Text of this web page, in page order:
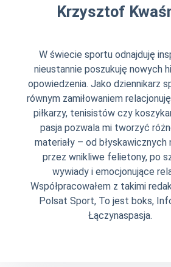
Krzysztof
W świecie sportu odnajduję
nieustannie poszukuję nowych
opowiedzenia. Jako dziennikarz
równym zamiłowaniem
piłkarzy, tenisistów czy
pasja pozwala mi tworzyć
materiały – od błyskawicznych
przez wnikliwe felietony, po
wywiady i emocjonujące
Współpracowałem z takimi
Polsat Sport, To jest boks,
Łączynaspasja.